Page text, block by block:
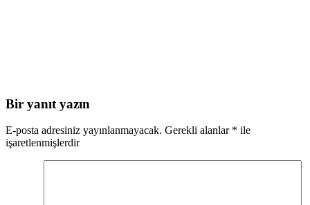
Bir yanıt yazın
E-posta adresiniz yayınlanmayacak. Gerekli alanlar * ile
işaretlenmişlerdir